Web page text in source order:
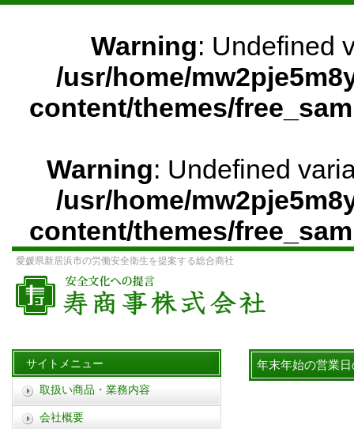
Warning: Undefined
/usr/home/
content/themes/
Warning: Undefined
/usr/home/
content/themes/
愛媛県新居浜市の労働安全衛生を提案する総合商社
年末年始の営業
サイトメニュー
取扱い商品・業務内容
会社概要